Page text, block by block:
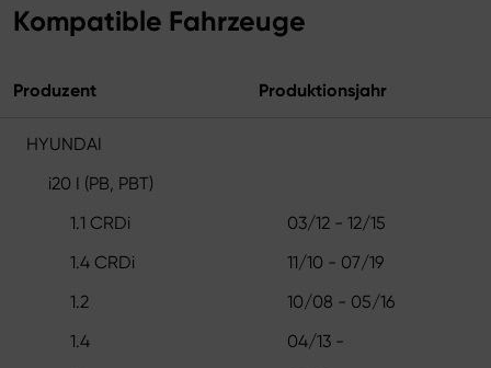
Kompatible Fahrzeuge
Produzent Produktionsjahr
HYUNDAI
i20 I (PB, PBT)
1.1 CRDi
03/12 - 12/15
1.4 CRDi
11/10 - 07/19
1.2
10/08 - 05/16
1.4
04/13 -